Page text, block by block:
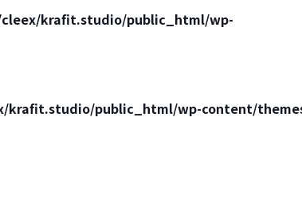
krafit.studio/public_html/wp-
krafit.studio/public_html/wp-content/